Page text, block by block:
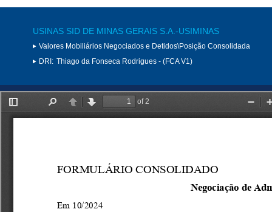
USINAS SID DE MINAS GERAIS S.A.-USIMINAS
Valores Mobiliários Negociados e Detidos\Posição Consolidada
DRI: Thiago da Fonseca Rodrigues - (FCA V1)